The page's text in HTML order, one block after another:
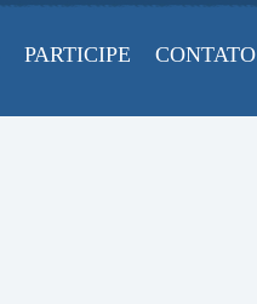
PARTICIPE CONTATO